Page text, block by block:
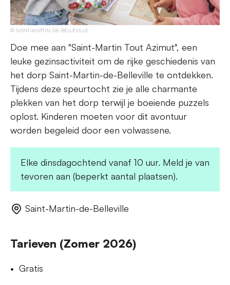
SAINT-MARTIN-DE-BELLEVILLE
Doe mee aan "Saint-Martin Tout Azimut", een
leuke gezinsactiviteit om de rijke geschiedenis van
het dorp Saint-Martin-de-Belleville te ontdekken.
Tijdens deze speurtocht zie je alle charmante
plekken van het dorp terwijl je boeiende puzzels
oplost. Kinderen moeten voor dit avontuur
worden begeleid door een volwassene.
Elke dinsdagochtend vanaf 10 uur. Meld je van
tevoren aan (beperkt aantal plaatsen).
Saint-Martin-de-Belleville
Tarieven (Zomer 2026)
Gratis